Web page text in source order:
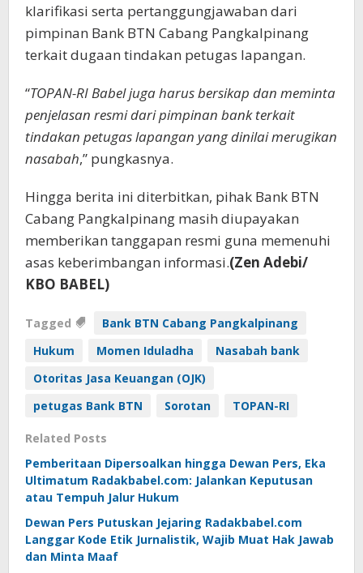
klarifikasi serta pertanggungjawaban dari
pimpinan Bank BTN Cabang Pangkalpinang
terkait dugaan tindakan petugas lapangan.
“TOPAN-RI Babel juga harus bersikap dan meminta
penjelasan resmi dari pimpinan bank terkait
tindakan petugas lapangan yang dinilai merugikan
nasabah,” pungkasnya.
Hingga berita ini diterbitkan, pihak Bank BTN
Cabang Pangkalpinang masih diupayakan
memberikan tanggapan resmi guna memenuhi
asas keberimbangan informasi.(Zen Adebi/
KBO BABEL)
Tagged
Bank BTN Cabang Pangkalpinang
Hukum
Momen Iduladha
Nasabah bank
Otoritas Jasa Keuangan (OJK)
petugas Bank BTN
Sorotan TOPAN-RI
Related Posts
Pemberitaan Dipersoalkan hingga Dewan Pers, Eka
Ultimatum Radakbabel.com: Jalankan Keputusan
atau Tempuh Jalur Hukum
Dewan Pers Putuskan Jejaring Radakbabel.com
Langgar Kode Etik Jurnalistik, Wajib Muat Hak Jawab
dan Minta Maaf